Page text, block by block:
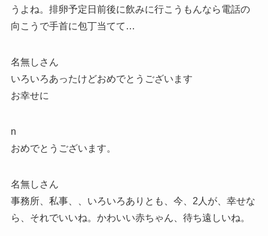
うよね。排卵予定日前後に飲みに行こうもんなら電話の
向こうで手首に包丁当てて…
名無しさん
いろいろあったけどおめでとうございます
お幸せに
n
おめでとうございます。
名無しさん
事務所、私事、、いろいろありとも、今、2人が、幸せな
ら、それでいいね。かわいい赤ちゃん、待ち遠しいね。